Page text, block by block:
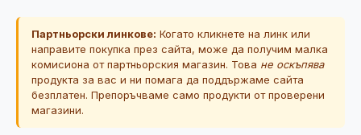
🎟️ Купони
Партньорски линкове: Когато кликнете на линк или
направите покупка през сайта, може да получим малка
комисиона от партньорския магазин. Това не оскъпява
продукта за вас и ни помага да поддържаме сайта
безплатен. Препоръчваме само продукти от проверени
магазини.